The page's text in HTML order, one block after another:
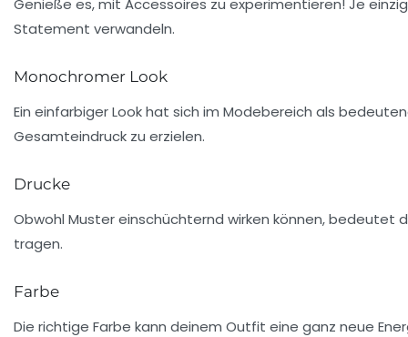
Genieße es, mit Accessoires zu experimentieren! Je
Statement verwandeln.
Monochromer Look
Ein einfarbiger Look hat sich im Modebereich als
Gesamteindruck zu erzielen.
Drucke
Obwohl Muster einschüchternd wirken können, bedeutet
tragen.
Farbe
Die richtige Farbe kann deinem Outfit eine ganz neue